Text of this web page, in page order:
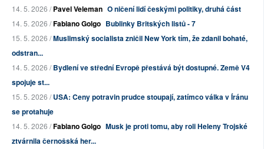
14. 5. 2026 /Pavel Veleman O ničení lidí českými politiky, druhá část
14. 5. 2026 /Fabiano Golgo Bublinky Britských listů - 7
15. 5. 2026 /Muslimský socialista zničil New York tím, že zdanil bohaté,
odstran...
14. 5. 2026 /Bydlení ve střední Evropě přestává být dostupné. Země V4
spojuje st...
15. 5. 2026 /USA: Ceny potravin prudce stoupají, zatímco válka v Íránu
se protahuje
14. 5. 2026 /Fabiano Golgo Musk je proti tomu, aby roli Heleny Trojské
ztvárnila černošská her...